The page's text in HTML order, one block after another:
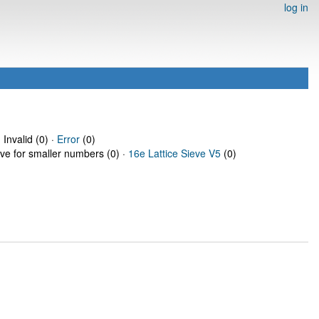
log in
(0) · Error(0)
for smaller numbers (0) · 16e Lattice Sieve V5 (0)